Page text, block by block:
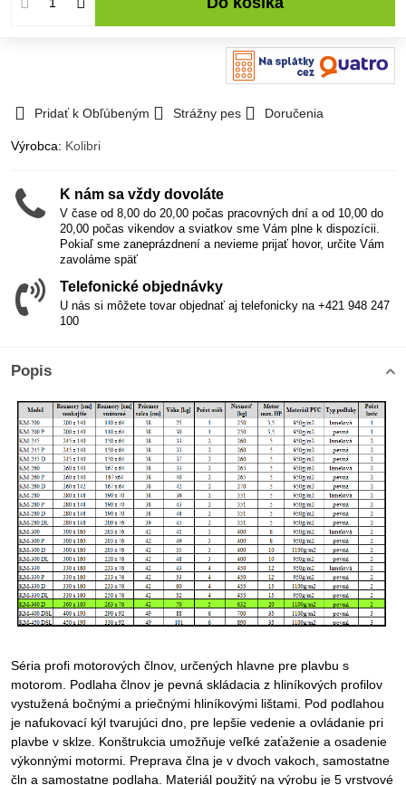
Pridať k Obľúbeným Strážny pes Doručenia
Výrobca: Kolibri
K nám sa vždy dovoláte
V čase od 8,00 do 20,00 počas pracovných dní a od 10,00 do
20,00 počas vikendov a sviatkov sme Vám plne k dispozícii.
Pokiaľ sme zaneprázdnení a nevieme prijať hovor, určite Vám
zavoláme späť
Telefonické objednávky
U nás si môžete tovar objednať aj telefonicky na +421 948 247
100
Popis
Séria profi motorových člnov, určených hlavne pre plavbu s
motorom. Podlaha člnov je pevná skládacia z hliníkových profilov
vystužená bočnými a priečnými hliníkovými lištami. Pod podlahou
je nafukovací kýl tvarujúci dno, pre lepšie vedenie a ovládanie pri
plavbe v sklze. Konštrukcia umožňuje veľké zaťaženie a osadenie
výkonnými motormi. Preprava člna je v dvoch vakoch, samostatne
čln a samostatne podlaha. Materiál použitý na výrobu je 5 vrstvové